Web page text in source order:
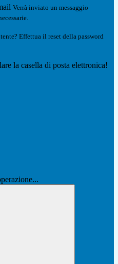
Verrà inviato un messaggio
Effettua il reset della password
la casella di posta elettronica!